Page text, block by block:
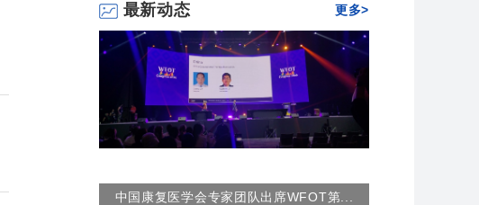
最新动态 更多>
中国康复医学会专家团队出席WFOT第...